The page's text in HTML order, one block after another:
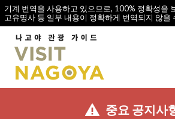
기계 번역을 사용하고 있으므로, 100% 정확성을
고유명사 등 일부 내용이 정확하게 번역되지 않을
중요 공지사